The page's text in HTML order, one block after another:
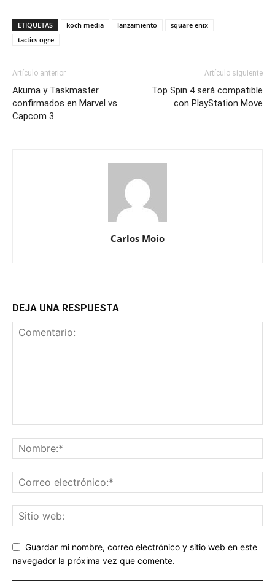
ETIQUETAS koch media lanzamiento
square enix
tactics ogre
Artículo anterior
Akuma y Taskmaster
confirmados en Marvel vs
Capcom 3
Artículo siguiente
Top Spin 4 será compatible
con PlayStation Move
Carlos Moio
DEJA UNA RESPUESTA
Guardar mi nombre, correo electrónico y sitio web en este
navegador la próxima vez que comente.